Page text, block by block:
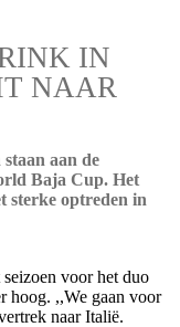
IN
NAAR
aan de
Baja Cup. Het
sterke optreden in
voor het duo
hoog. ,,We gaan voor
naar Italië.